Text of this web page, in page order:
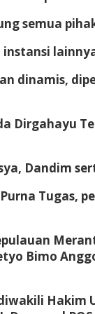
semua
dinamis,
Dirgahayu
Dandim
Tugas,
Bimo
Hakim